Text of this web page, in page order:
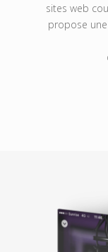
sites web
propose